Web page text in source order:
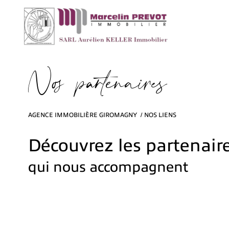
No patenaie
AGENCE IMMOBILIÈRE GIROMAGNY NOS LIENS
Découvrez les
qui nous accompagnent